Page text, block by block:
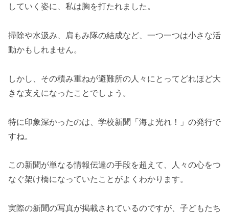
していく姿に、私は胸を打たれました。
掃除や水汲み、肩もみ隊の結成など、一つ一つは小さな活
動かもしれません。
しかし、その積み重ねが避難所の人々にとってどれほど大
きな支えになったことでしょう。
特に印象深かったのは、学校新聞「海よ光れ！」の発行で
すね。
この新聞が単なる情報伝達の手段を超えて、人々の心をつ
なぐ架け橋になっていたことがよくわかります。
実際の新聞の写真が掲載されているのですが、子どもたち